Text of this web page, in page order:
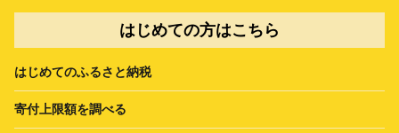
はじめての方はこちら
はじめてのふるさと納税
寄付上限額を調べる